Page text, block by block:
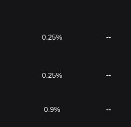
0.25% --
0.25% --
0.9% --